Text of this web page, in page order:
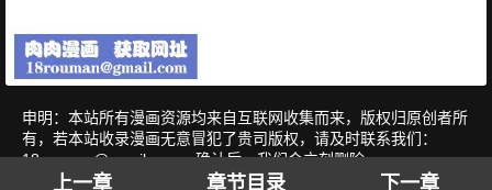
上一章 章节目录 下一章
申明：本站所有漫画资源均来自互联网收集而来，版权归原创者所
有，若本站收录漫画无意冒犯了贵司版权，请及时联系我们：
18rouman@gmail.com，确认后，我们会立刻删除。